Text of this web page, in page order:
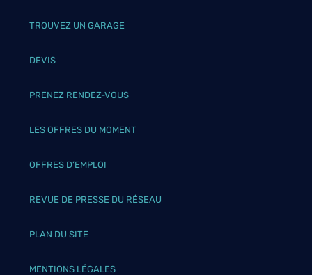
TROUVEZ UN GARAGE
DEVIS
PRENEZ RENDEZ-VOUS
LES OFFRES DU MOMENT
OFFRES D’EMPLOI
REVUE DE PRESSE DU RÉSEAU
PLAN DU SITE
MENTIONS LÉGALES